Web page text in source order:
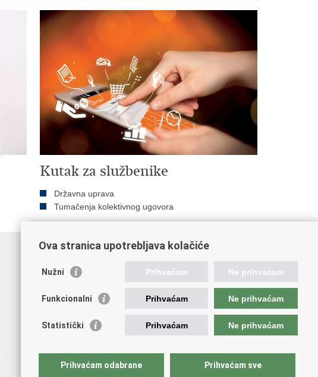
Kutak za službenike
Državna uprava
Tumačenja kolektivnog ugovora
Poveznice pravosudnog sustava
Portal sudova
Državno odvjetništvo
Ured za suzbijanje korupcije i organiziranog kriminaliteta
Državnoodvjetničko vijeće
Hrvatska odvjetnička komora
Hrvatska javnobilježnička komora
Ova stranica upotrebljava kolačiće
Nužni Prihvaćam Ne prihvaćam
Funkcionalni Prihvaćam Ne prihvaćam
Statistički Prihvaćam Ne prihvaćam
Prihvaćam odabrane Prihvaćam sve